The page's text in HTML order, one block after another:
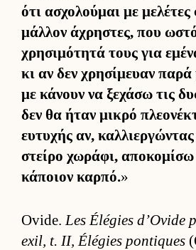
ότι ασχολού­μαι με μελέτες
μάλ­λον άχρηστες, που
χρησιμότητά τους για
κι αν δεν χρησίμευαν παρά
με κάνουν να ξεχάσω τις
δεν θα ήταν μικρό
ευ­τυχής αν,
στείρο χωράφι, αποκομίσω
κάποιον καρ­πό.»
Ovide. Les Élégies d’Ovide
exil, t. II, Élégies pontiques